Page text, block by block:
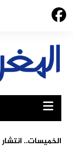
Skip
الخميسات..